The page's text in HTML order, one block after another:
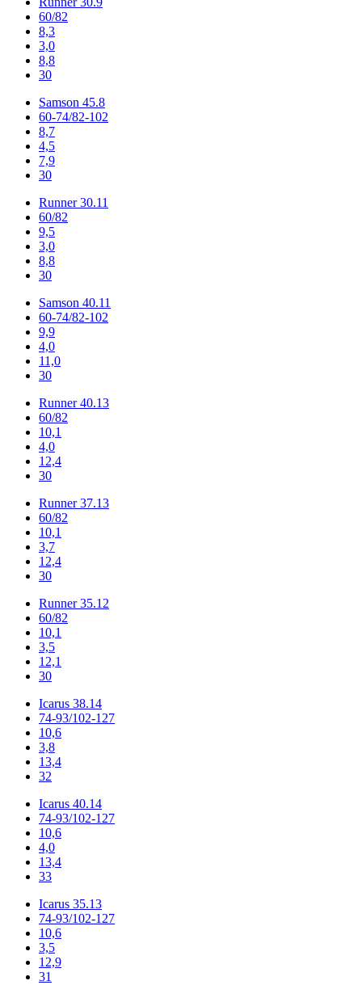
60/82
8,3
3,0
8,8
30
Samson 45.8
60-74/82-102
8,7
4,5
7,9
30
Runner 30.11
60/82
9,5
3,0
8,8
30
Samson 40.11
60-74/82-102
9,9
4,0
11,0
30
Runner 40.13
60/82
10,1
4,0
12,4
30
Runner 37.13
60/82
10,1
3,7
12,4
30
Runner 35.12
60/82
10,1
3,5
12,1
30
Icarus 38.14
74-93/102-127
10,6
3,8
13,4
32
Icarus 40.14
74-93/102-127
10,6
4,0
13,4
33
Icarus 35.13
74-93/102-127
10,6
3,5
12,9
31